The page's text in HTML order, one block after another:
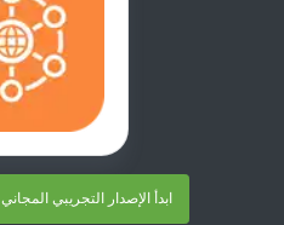
ابدأ الإصدار التجريبي المجاني